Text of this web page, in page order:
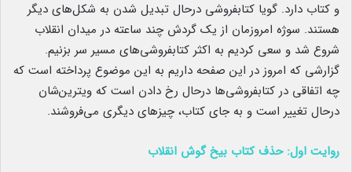
و کتاب دارد. گویا کتابفروشی درحال تبدیل شدن به شکل‌های دیگر
هستند. سوژه امروزمان از یک گردش چند ساعته در میدان انقلاب
شروع شد و سعی کردیم به اکثر کتابفروشی‌های مسیر سر بزنیم.
گزارشی که امروز در این صفحه داریم به این موضوع پرداخته است که
چه اتفاقی در کتابفروشی‌ها درحال رخ دادن است که ویترین‌شان
درحال تغییر است و به جای کتاب، چیزهای دیگری می‌فروشند.
روایت اول: حذف کتاب بیخ گوش انقلاب